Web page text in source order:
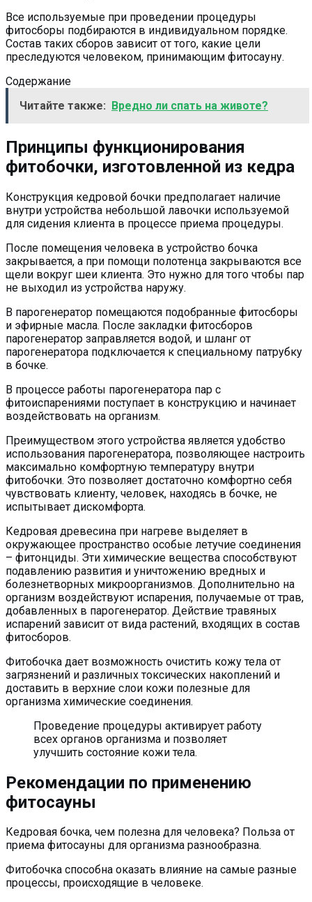
Все используемые при проведении процедуры
фитосборы подбираются в индивидуальном порядке.
Состав таких сборов зависит от того, какие цели
преследуются человеком, принимающим фитосауну.
Содержание
Читайте также: Вредно ли спать на животе?
Принципы функционирования
фитобочки, изготовленной из кедра
Конструкция кедровой бочки предполагает наличие
внутри устройства небольшой лавочки используемой
для сидения клиента в процессе приема процедуры.
После помещения человека в устройство бочка
закрывается, а при помощи полотенца закрываются все
щели вокруг шеи клиента. Это нужно для того чтобы пар
не выходил из устройства наружу.
В парогенератор помещаются подобранные фитосборы
и эфирные масла. После закладки фитосборов
парогенератор заправляется водой, и шланг от
парогенератора подключается к специальному патрубку
в бочке.
В процессе работы парогенератора пар с
фитоиспарениями поступает в конструкцию и начинает
воздействовать на организм.
Преимуществом этого устройства является удобство
использования парогенератора, позволяющее настроить
максимально комфортную температуру внутри
фитобочки. Это позволяет достаточно комфортно себя
чувствовать клиенту, человек, находясь в бочке, не
испытывает дискомфорта.
Кедровая древесина при нагреве выделяет в
окружающее пространство особые летучие соединения
– фитонциды. Эти химические вещества способствуют
подавлению развития и уничтожению вредных и
болезнетворных микроорганизмов. Дополнительно на
организм воздействуют испарения, получаемые от трав,
добавленных в парогенератор. Действие травяных
испарений зависит от вида растений, входящих в состав
фитосборов.
Фитобочка дает возможность очистить кожу тела от
загрязнений и различных токсических накоплений и
доставить в верхние слои кожи полезные для
организма химические соединения.
Проведение процедуры активирует работу
всех органов организма и позволяет
улучшить состояние кожи тела.
Рекомендации по применению
фитосауны
Кедровая бочка, чем полезна для человека? Польза от
приема фитосауны для организма разнообразна.
Фитобочка способна оказать влияние на самые разные
процессы, происходящие в человеке.